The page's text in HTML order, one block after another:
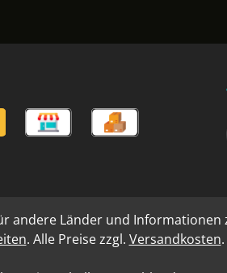
andere Länder und
. Alle Preise zzgl. Versandkosten.